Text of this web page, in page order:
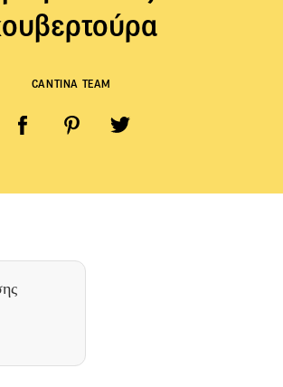
CANTINA TEAM